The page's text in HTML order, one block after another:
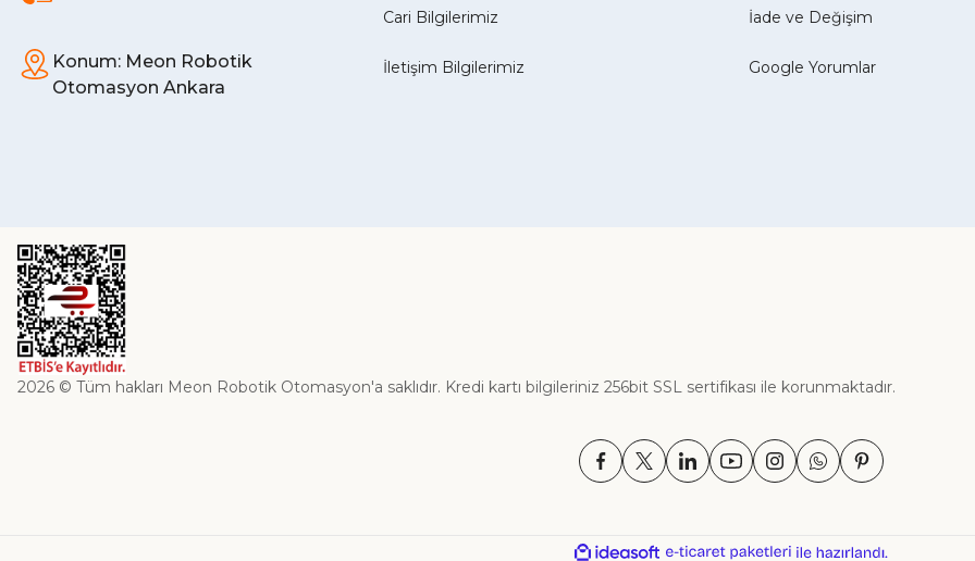
Konum: Meon Robotik
Otomasyon Ankara
Cari Bilgilerimiz
İletişim Bilgilerimiz
İade ve Değişim
Google Yorumlar
2026 © Tüm hakları Meon Robotik Otomasyon'a saklıdır. Kredi kartı bilgileriniz 256bit SSL sertifikası ile korunmaktadır.
ideasoft e-